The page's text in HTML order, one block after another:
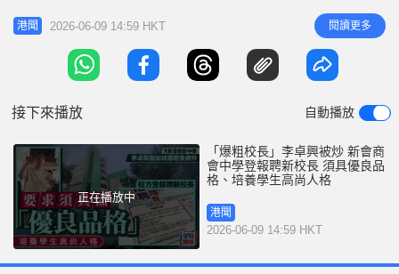
負、識見、能力領導本校實踐辦學使命及願景，重視
團隊協作以發展優質教育；具備卓越領導才能及優良
品格、豐富閱歷及人際網絡以推動學校發展」等。
要求新聘校長具卓越領導才能及優良品格 校方在招
港聞 2026-06-09 14:59 HKT 閱讀更多
接下來播放 自動播放
正在播放中
「爆粗校長」李卓興被炒 新會商
會中學登報聘新校長 須具優良品
格、培養學生高尚人格
港聞
2026-06-09 14:59 HKT